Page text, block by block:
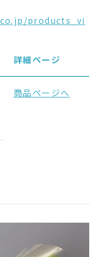
products_vi
詳細ページ
商品ページへ